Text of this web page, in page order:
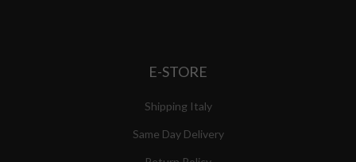
E-STORE
Shipping Italy
Same Day Delivery